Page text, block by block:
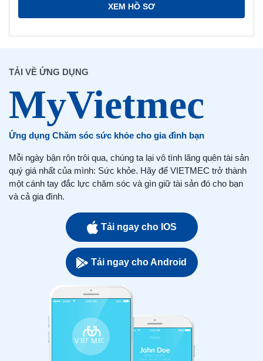
XEM HỒ SƠ
TẢI VỀ ỨNG DỤNG
Ứng dụng Chăm sóc sức khỏe cho gia đình bạn
Mỗi ngày bận rộn trôi qua, chúng ta lại vô tình lãng quên tài sản
quý giá nhất của mình: Sức khỏe. Hãy để VIETMEC trở thành
một cánh tay đắc lực chăm sóc và gìn giữ tài sản đó cho bạn
và cả gia đình.
Tải ngay cho IOS
Tải ngay cho Android